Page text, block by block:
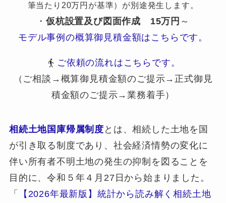
筆当たり20万円が基準）が別途発生します。
・ 仮杭設置及び図面作成 15万円 ～
モデル事例の概算御見積金額はこちらです。
ご依頼の流れはこちらです。
（ご相談→概算御見積金額のご提示→正式御見
積金額のご提示→業務着手）
相続土地国庫帰属制度 とは、相続した土地を国
が引き取る制度であり、社会経済情勢の変化に
伴い所有者不明土地の発生の抑制を図ることを
目的に、令和５年４月27日から始まりました。
「
【2026年最新版】統計から読み解く相続土地